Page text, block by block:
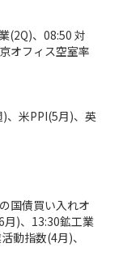
(2Q)、08:50 対
オフィス空室率
、米PPI(5月)、英
国債買い入れオ
月)、13:30鉱工業
動指数(4月)、